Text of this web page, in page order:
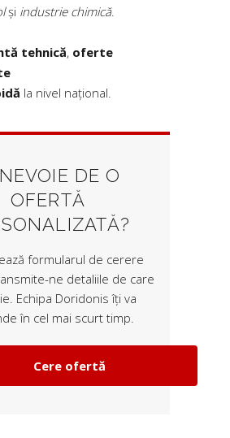
și industrie chimică.
tehnică, oferte
la nivel național.
DE O
OFERTĂ
formularul de cerere
ne detaliile de care
Echipa Doridonis îți va
în cel mai scurt timp.
Cere ofertă